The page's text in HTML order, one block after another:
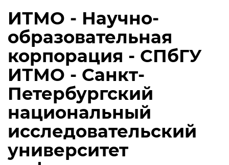
ИТМО - Научно-
образовательная
корпорация - СПбГУ
ИТМО - Санкт-
Петербургский
национальный
исследовательский
университет